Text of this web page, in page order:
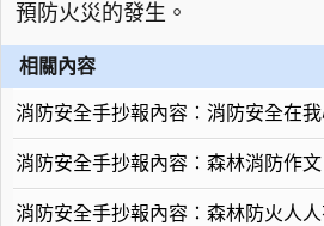
預防火災的發生。
相關內容
消防安全手抄報內容：消防安全在
消防安全手抄報內容：森林消防作文
消防安全手抄報內容：森林防火人